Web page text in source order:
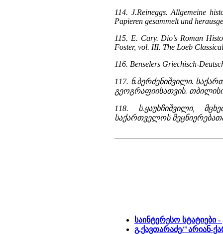
114. J.Reineggs. Allgemeine
Papieren gesammelt und
115. E. Cary. Dio’s Roman
Foster, vol. III. The Loeb
116. Benselers Griechisch-
117. ნ.ბერძენიშვილი.
გეოგრაფიისათვის.
118. ს.ყაუხჩიშვილი,
საქართველოს
საინტერესო სტატიები
გ.ქავთარაძე/"არიან-